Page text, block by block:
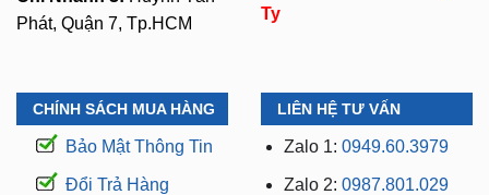
Phát, Quận 7, Tp.HCM
Ty
CHÍNH SÁCH MUA HÀNG
Bảo Mật Thông Tin
Đổi Trả Hàng
LIÊN HỆ TƯ VẤN
Zalo 1: 0949.60.3979
Zalo 2: 0987.801.029